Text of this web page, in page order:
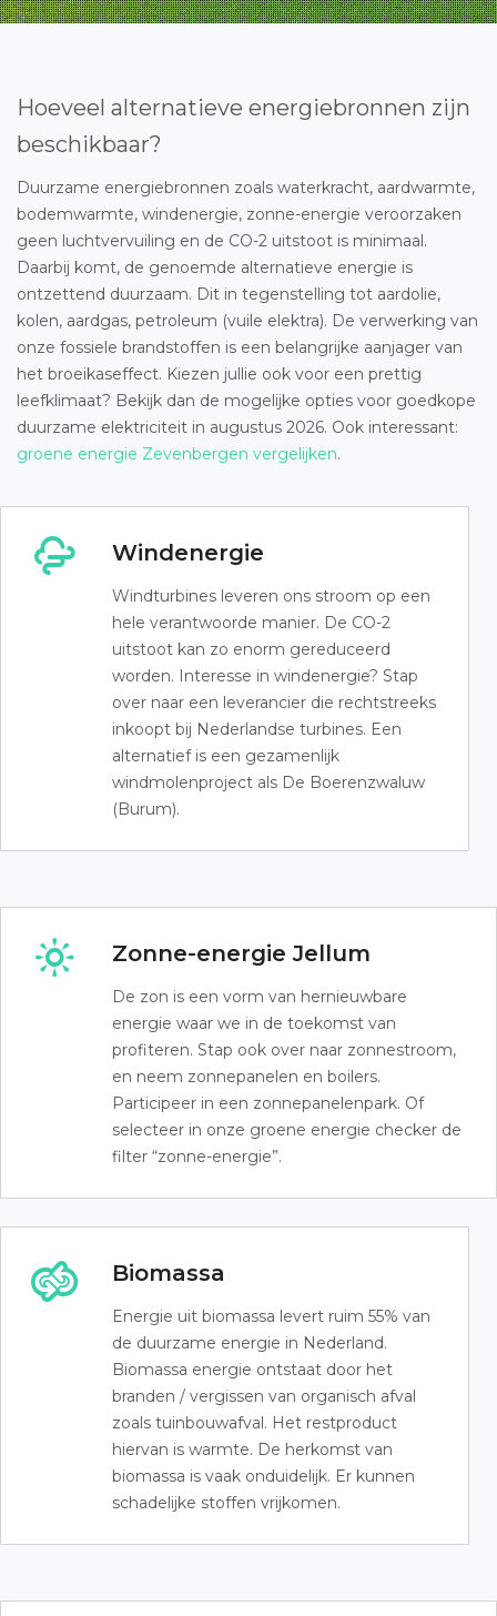
Hoeveel alternatieve energiebronnen zijn
beschikbaar?
Duurzame energiebronnen zoals waterkracht, aardwarmte,
bodemwarmte, windenergie, zonne-energie veroorzaken
geen luchtvervuiling en de CO-2 uitstoot is minimaal.
Daarbij komt, de genoemde alternatieve energie is
ontzettend duurzaam. Dit in tegenstelling tot aardolie,
kolen, aardgas, petroleum (vuile elektra). De verwerking van
onze fossiele brandstoffen is een belangrijke aanjager van
het broeikaseffect. Kiezen jullie ook voor een prettig
leefklimaat? Bekijk dan de mogelijke opties voor goedkope
duurzame elektriciteit in augustus 2026. Ook interessant:
groene energie Zevenbergen vergelijken.
Windenergie
Windturbines leveren ons stroom op een
hele verantwoorde manier. De CO-2
uitstoot kan zo enorm gereduceerd
worden. Interesse in windenergie? Stap
over naar een leverancier die rechtstreeks
inkoopt bij Nederlandse turbines. Een
alternatief is een gezamenlijk
windmolenproject als De Boerenzwaluw
(Burum).
Zonne-energie Jellum
De zon is een vorm van hernieuwbare
energie waar we in de toekomst van
profiteren. Stap ook over naar zonnestroom,
en neem zonnepanelen en boilers.
Participeer in een zonnepanelenpark. Of
selecteer in onze groene energie checker de
filter “zonne-energie”.
Biomassa
Energie uit biomassa levert ruim 55% van
de duurzame energie in Nederland.
Biomassa energie ontstaat door het
branden / vergissen van organisch afval
zoals tuinbouwafval. Het restproduct
hiervan is warmte. De herkomst van
biomassa is vaak onduidelijk. Er kunnen
schadelijke stoffen vrijkomen.